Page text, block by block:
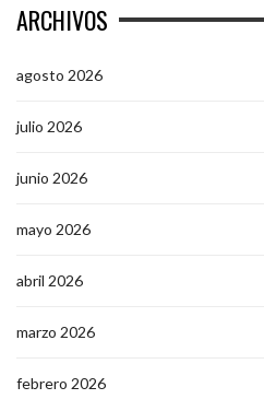
ARCHIVOS
agosto 2026
julio 2026
junio 2026
mayo 2026
abril 2026
marzo 2026
febrero 2026